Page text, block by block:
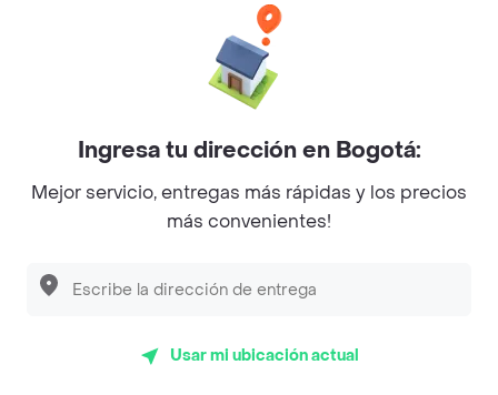
5 Alitas de pollo marinadas en mix de
$ 26.000
Langostinos apanados al panko,
acompañados por verduras tempura.
Ingresa tu dirección en Bogotá:
Mejor servicio, entregas más rápidas y los precios
más convenientes!
Usar mi ubicación actual